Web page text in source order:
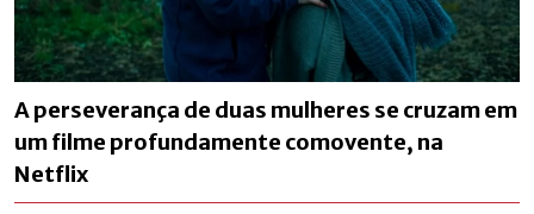
A perseverança de duas mulheres se cruzam em
um filme profundamente comovente, na
Netflix